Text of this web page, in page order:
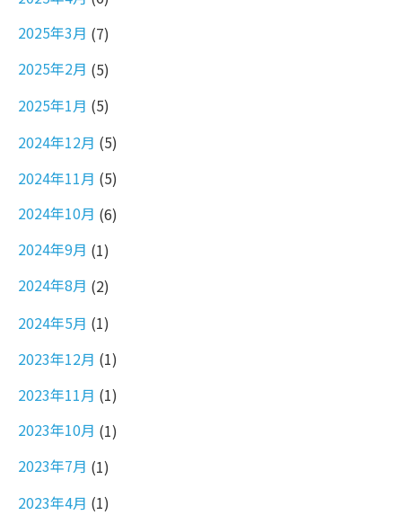
2025年3月 (7)
2025年2月 (5)
2025年1月 (5)
2024年12月 (5)
2024年11月 (5)
2024年10月 (6)
2024年9月 (1)
2024年8月 (2)
2024年5月 (1)
2023年12月 (1)
2023年11月 (1)
2023年10月 (1)
2023年7月 (1)
2023年4月 (1)